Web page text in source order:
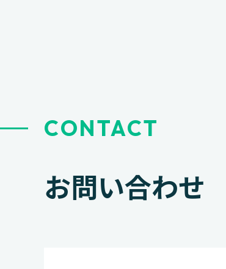
CONTACT
お問い合わせ